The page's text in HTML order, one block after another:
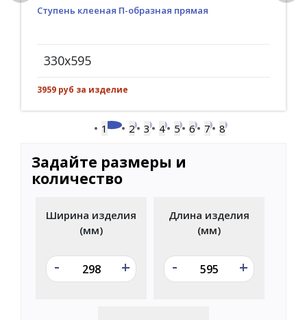
Ступень клееная П-образная прямая
330x595
3959 руб за изделие
1 2 3 4 5 6 7 8
Задайте размеры и
количество
Ширина изделия
(мм)
- +
Длина изделия
(мм)
- +